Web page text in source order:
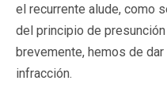
el recurrente alude, como
del principio de
brevemente, hemos de
infracción.